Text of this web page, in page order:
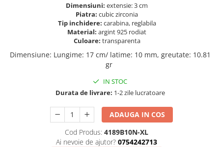
Dimensiuni: extensie: 3 cm
Piatra: cubic zirconia
Tip inchidere: carabina, reglabila
Material: argint 925 rodiat
Culoare: transparenta
Dimensiune: Lungime: 17 cm/ latime: 10 mm, greutate: 10.81
gr
IN STOC
Durata de livrare: 1-2 zile lucratoare
ADAUGA IN COS
Cod Produs: 4189B10N-XL
Ai nevoie de ajutor? 0754242713